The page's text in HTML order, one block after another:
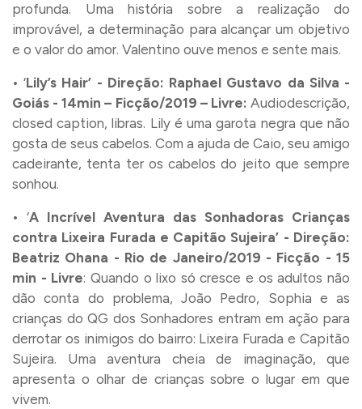
profunda. Uma história sobre a realização do
improvável, a determinação para alcançar um objetivo
e o valor do amor. Valentino ouve menos e sente mais.
• ‘Lily’s Hair’ - Direção: Raphael Gustavo da Silva -
Goiás - 14min – Ficção/2019 – Livre: Audiodescrição,
closed caption, libras. Lily é uma garota negra que não
gosta de seus cabelos. Com a ajuda de Caio, seu amigo
cadeirante, tenta ter os cabelos do jeito que sempre
sonhou.
• ‘A Incrível Aventura das Sonhadoras Crianças
contra Lixeira Furada e Capitão Sujeira’ - Direção:
Beatriz Ohana - Rio de Janeiro/2019 - Ficção - 15
min - Livre: Quando o lixo só cresce e os adultos não
dão conta do problema, João Pedro, Sophia e as
crianças do QG dos Sonhadores entram em ação para
derrotar os inimigos do bairro: Lixeira Furada e Capitão
Sujeira. Uma aventura cheia de imaginação, que
apresenta o olhar de crianças sobre o lugar em que
vivem.